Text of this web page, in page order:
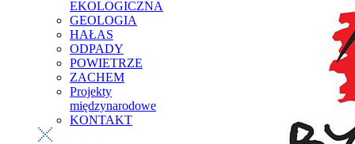
EKOLOGICZNA
GEOLOGIA
HAŁAS
ODPADY
POWIETRZE
ZACHEM
Projekty
międzynarodowe
KONTAKT